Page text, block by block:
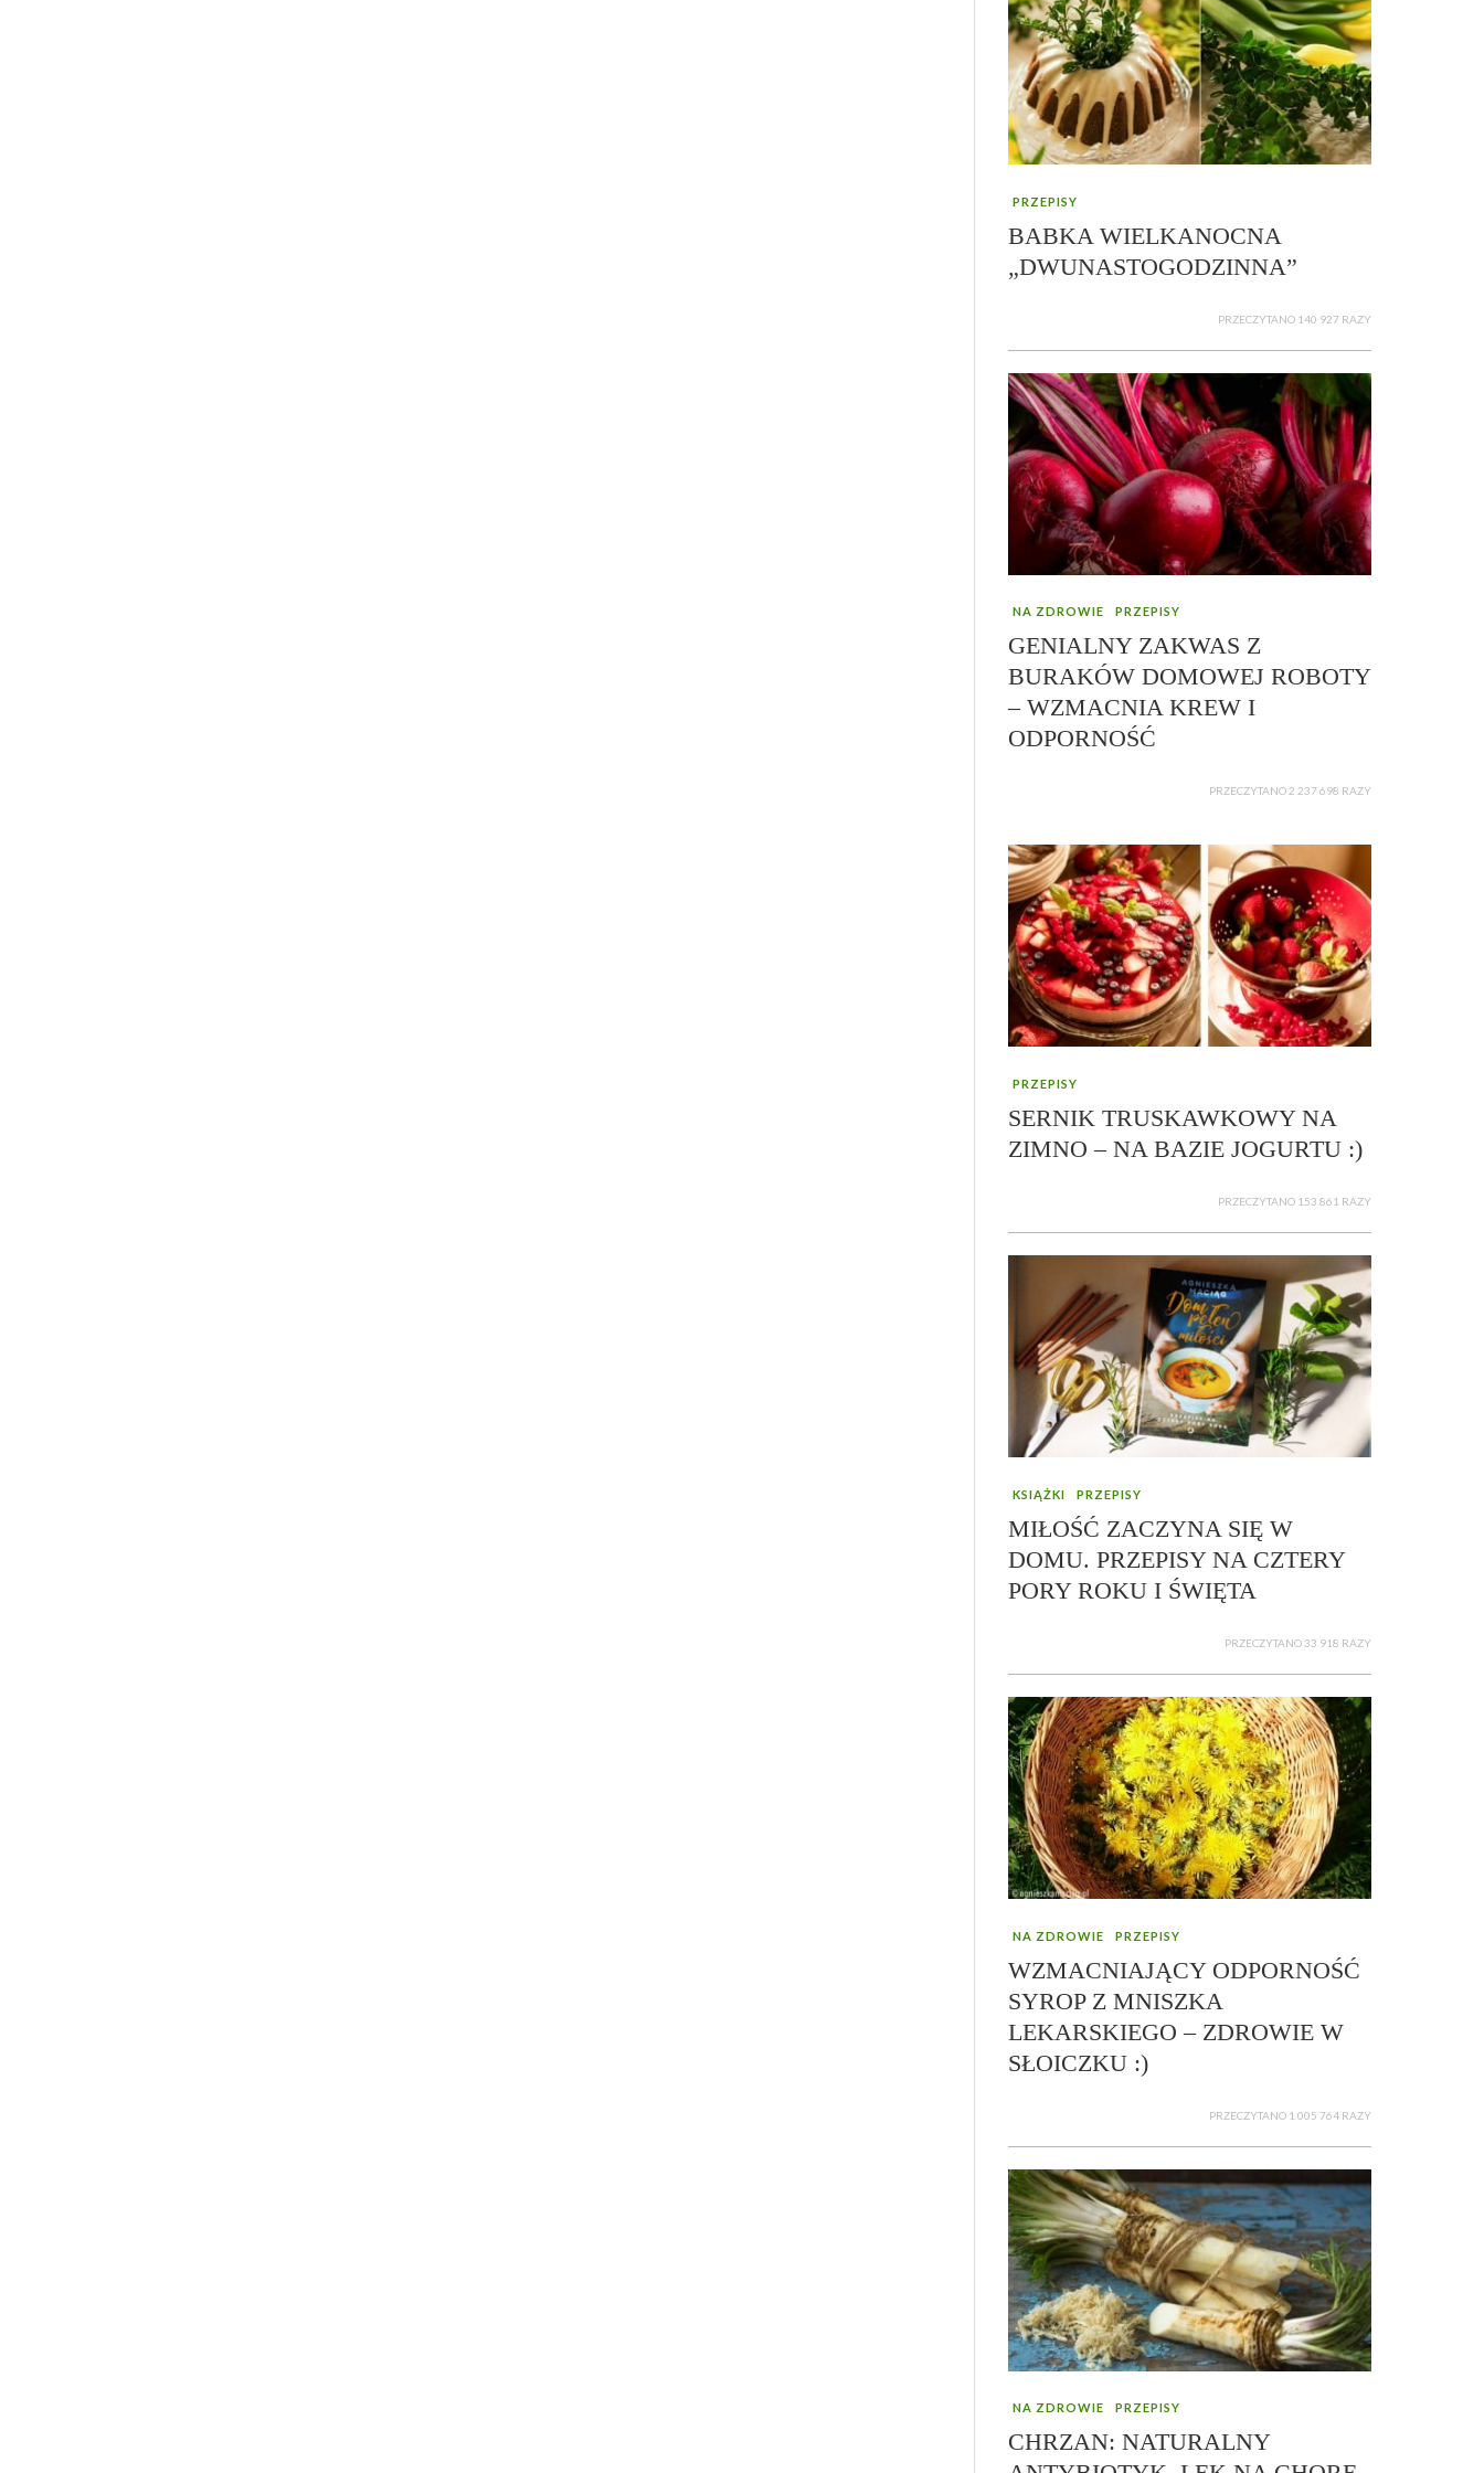
PRZEPISY
BABKA WIELKANOCNA
„DWUNASTOGODZINNA”
PRZECZYTANO 140 927 RAZY
NA ZDROWIE PRZEPISY
GENIALNY ZAKWAS Z
BURAKÓW DOMOWEJ ROBOTY
– WZMACNIA KREW I
ODPORNOŚĆ
PRZECZYTANO 2 237 698 RAZY
PRZEPISY
SERNIK TRUSKAWKOWY NA
ZIMNO – NA BAZIE JOGURTU :)
PRZECZYTANO 153 861 RAZY
KSIĄŻKI PRZEPISY
MIŁOŚĆ ZACZYNA SIĘ W
DOMU. PRZEPISY NA CZTERY
PORY ROKU I ŚWIĘTA
PRZECZYTANO 33 918 RAZY
NA ZDROWIE PRZEPISY
WZMACNIAJĄCY ODPORNOŚĆ
SYROP Z MNISZKA
LEKARSKIEGO – ZDROWIE W
SŁOICZKU :)
PRZECZYTANO 1 005 764 RAZY
NA ZDROWIE PRZEPISY
CHRZAN: NATURALNY